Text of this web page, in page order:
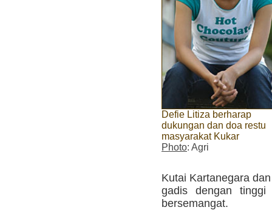
Defie Litiza berharap
dukungan dan doa restu
masyarakat Kukar
Photo: Agri
Kutai Kartanegara
gadis dengan
bersemangat.